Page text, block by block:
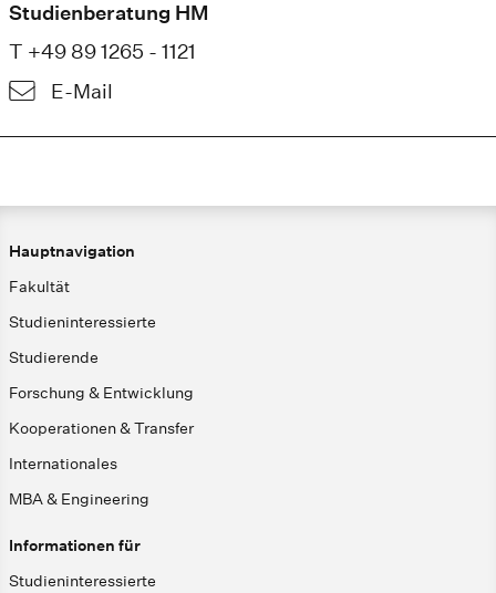
Studienberatung HM
T +49 89 1265 - 1121
E-Mail
Hauptnavigation
Fakultät
Studieninteressierte
Studierende
Forschung & Entwicklung
Kooperationen & Transfer
Internationales
MBA & Engineering
Informationen für
Studieninteressierte